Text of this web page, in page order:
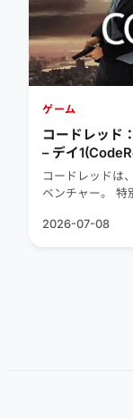
ゲーム
コードレッド
– デイ
コードレッドは
ベンチャー。 特
2026-07-08